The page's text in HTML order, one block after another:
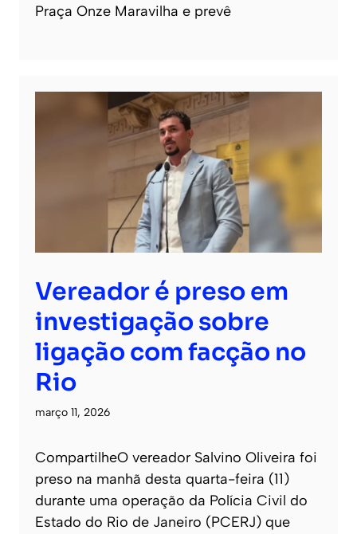
Praça Onze Maravilha e prevê
Vereador é preso em
investigação sobre
ligação com facção no
Rio
março 11, 2026
CompartilheO vereador Salvino Oliveira foi
preso na manhã desta quarta-feira (11)
durante uma operação da Polícia Civil do
Estado do Rio de Janeiro (PCERJ) que